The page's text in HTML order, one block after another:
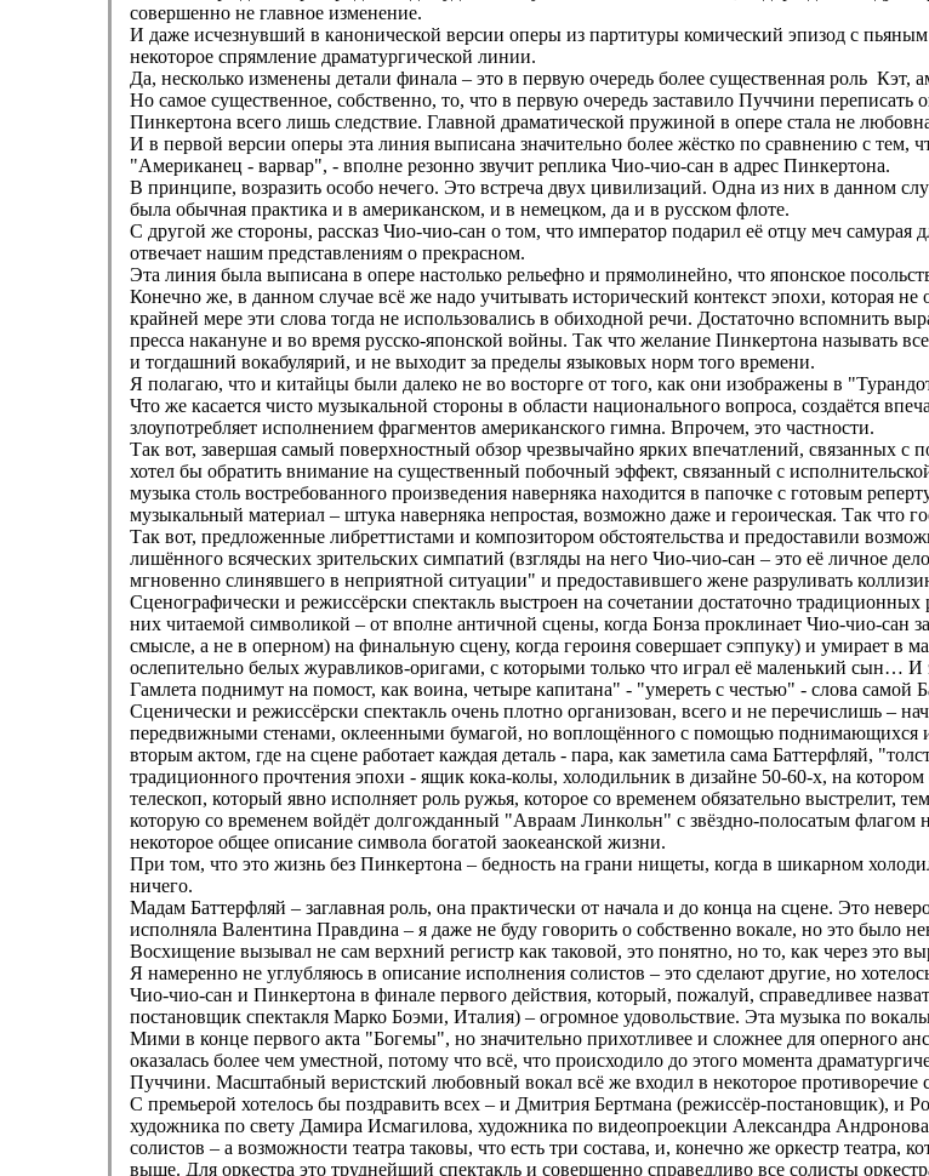
совершенно не главное изменение.
И даже исчезнувший в канонической версии оперы из партитуры комический эпизод с
некоторое спрямление драматургической линии.
Да, несколько изменены детали финала – это в первую очередь более существенная роль Кэт,
Но самое существенное, собственно, то, что в первую очередь заставило Пуччини
Пинкертона всего лишь следствие. Главной драматической пружиной в опере стала не
И в первой версии оперы эта линия выписана значительно более жёстко по сравнению с
"Американец - варвар", - вполне резонно звучит реплика Чио-чио-сан в адрес Пинкертона.
В принципе, возразить особо нечего. Это встреча двух цивилизаций. Одна из них в данном
была обычная практика и в американском, и в немецком, да и в русском флоте.
С другой же стороны, рассказ Чио-чио-сан о том, что император подарил её отцу меч
отвечает нашим представлениям о прекрасном.
Эта линия была выписана в опере настолько рельефно и прямолинейно, что японское
Конечно же, в данном случае всё же надо учитывать исторический контекст эпохи, которая
крайней мере эти слова тогда не использовались в обиходной речи. Достаточно вспомнить
пресса накануне и во время русско-японской войны. Так что желание Пинкертона называть
и тогдашний вокабулярий, и не выходит за пределы языковых норм того времени.
Я полагаю, что и китайцы были далеко не во восторге от того, как они изображены в
Что же касается чисто музыкальной стороны в области национального вопроса, создаётся
злоупотребляет исполнением фрагментов американского гимна. Впрочем, это частности.
Так вот, завершая самый поверхностный обзор чрезвычайно ярких впечатлений, связанных
хотел бы обратить внимание на существенный побочный эффект, связанный с
музыка столь востребованного произведения наверняка находится в папочке с готовым
музыкальный материал – штука наверняка непростая, возможно даже и героическая. Так
Так вот, предложенные либреттистами и композитором обстоятельства и предоставили
лишённого всяческих зрительских симпатий (взгляды на него Чио-чио-сан – это её личное
мгновенно слинявшего в неприятной ситуации" и предоставившего жене разруливать
Сценографически и режиссёрски спектакль выстроен на сочетании достаточно
них читаемой символикой – от вполне античной сцены, когда Бонза проклинает Чио-чио-сан
смысле, а не в оперном) на финальную сцену, когда героиня совершает сэппуку) и умирает в
ослепительно белых журавликов-оригами, с которыми только что играл её маленький сын…
Гамлета поднимут на помост, как воина, четыре капитана" - "умереть с честью" - слова самой
Сценически и режиссёрски спектакль очень плотно организован, всего и не перечислишь –
передвижными стенами, оклеенными бумагой, но воплощённого с помощью поднимающихся и
вторым актом, где на сцене работает каждая деталь - пара, как заметила сама Баттерфляй,
традиционного прочтения эпохи - ящик кока-колы, холодильник в дизайне 50-60-х, на
телескоп, который явно исполняет роль ружья, которое со временем обязательно выстрелит,
которую со временем войдёт долгожданный "Авраам Линкольн" с звёздно-полосатым флагом
некоторое общее описание символа богатой заокеанской жизни.
При том, что это жизнь без Пинкертона – бедность на грани нищеты, когда в шикарном
ничего.
Мадам Баттерфляй – заглавная роль, она практически от начала и до конца на сцене. Это
исполняла Валентина Правдина – я даже не буду говорить о собственно вокале, но это было
Восхищение вызывал не сам верхний регистр как таковой, это понятно, но то, как через это
Я намеренно не углубляюсь в описание исполнения солистов – это сделают другие, но
Чио-чио-сан и Пинкертона в финале первого действия, который, пожалуй, справедливее
постановщик спектакля Марко Боэми, Италия) – огромное удовольствие. Эта музыка по
Мими в конце первого акта "Богемы", но значительно прихотливее и сложнее для оперного
оказалась более чем уместной, потому что всё, что происходило до этого момента
Пуччини. Масштабный веристский любовный вокал всё же входил в некоторое противоречие
С премьерой хотелось бы поздравить всех – и Дмитрия Бертмана (режиссёр-постановщик), и
художника по свету Дамира Исмагилова, художника по видеопроекции Александра
солистов – а возможности театра таковы, что есть три состава, и, конечно же оркестр театра,
выше. Для оркестра это труднейший спектакль и совершенно справедливо все солисты